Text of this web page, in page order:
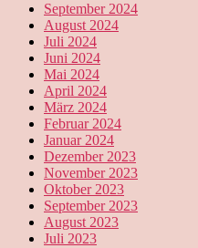
September 2024
August 2024
Juli 2024
Juni 2024
Mai 2024
April 2024
März 2024
Februar 2024
Januar 2024
Dezember 2023
November 2023
Oktober 2023
September 2023
August 2023
Juli 2023